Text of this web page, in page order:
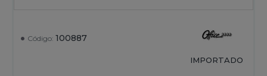
Código: 100887
IMPORTADO